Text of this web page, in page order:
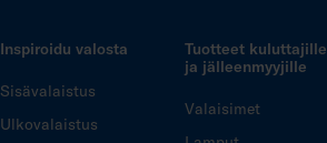
Inspiroidu valosta
Sisävalaistus
Ulkovalaistus
Tuotteet kuluttajille
ja jälleenmyyjille
Valaisimet